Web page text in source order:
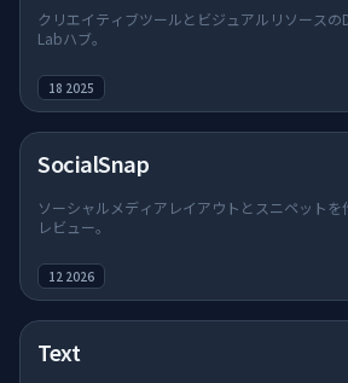
クリエイティブツールとビジュアルリソースの
Labハブ。
18 2025
SocialSnap
ソーシャルメディアレイアウトとスニペットを
レビュー。
12 2026
Text